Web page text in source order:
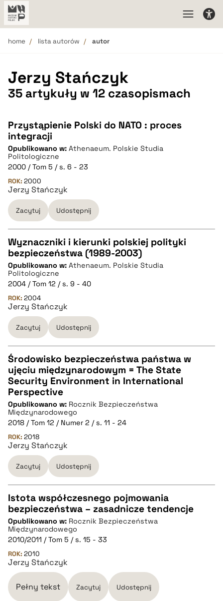
home lista autorów autor
Jerzy Stańczyk
35 artykuły w 12 czasopismach
Przystąpienie Polski do NATO : proces
integracji
Opublikowano w: Athenaeum. Polskie Studia
Politologiczne
2000 / Tom 5 / s. 6 - 23
ROK: 2000
Jerzy Stańczyk
Zacytuj Udostępnij
CZYSTY TEKST
pobierz cytat
BIBTEX
pobierz cytat
Wyznaczniki i kierunki polskiej polityki
bezpieczeństwa (1989-2003)
Opublikowano w: Athenaeum. Polskie Studia
Politologiczne
2004 / Tom 12 / s. 9 - 40
ROK: 2004
Jerzy Stańczyk
Zacytuj Udostępnij
CZYSTY TEKST
pobierz cytat
BIBTEX
pobierz cytat
Środowisko bezpieczeństwa państwa w
ujęciu międzynarodowym = The State
Security Environment in International
Perspective
Opublikowano w: Rocznik Bezpieczeństwa
Międzynarodowego
2018 / Tom 12 / Numer 2 / s. 11 - 24
ROK: 2018
Jerzy Stańczyk
Zacytuj Udostępnij
CZYSTY TEKST
pobierz cytat
BIBTEX
Istota współczesnego pojmowania
bezpieczeństwa – zasadnicze tendencje
Opublikowano w: Rocznik Bezpieczeństwa
Międzynarodowego
2010/2011 / Tom 5 / s. 15 - 33
ROK: 2010
Jerzy Stańczyk
Pełny tekst Zacytuj Udostępnij